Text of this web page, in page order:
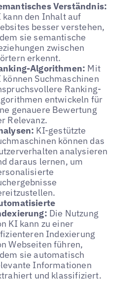
Verständnis:
kann den Inhalt auf
besser verstehen,
sie semantische
zwischen
erkennt.
Algorithmen: Mit
können Suchmaschinen
Ranking-
entwickeln für
genauere Bewertung
Relevanz.
KI-gestützte
können das
analysieren
daraus lernen, um
Die Nutzung
KI kann zu einer
Indexierung
Webseiten führen,
sie automatisch
Informationen
und klassifiziert.